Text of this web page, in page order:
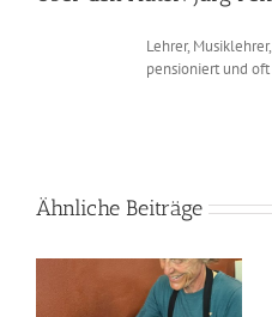
Lehrer,
pensioniert und
Ähnliche Beiträge